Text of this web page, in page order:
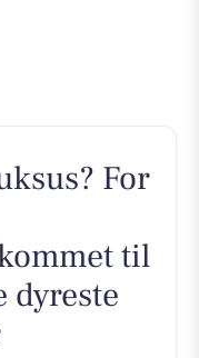
For
til
dyreste